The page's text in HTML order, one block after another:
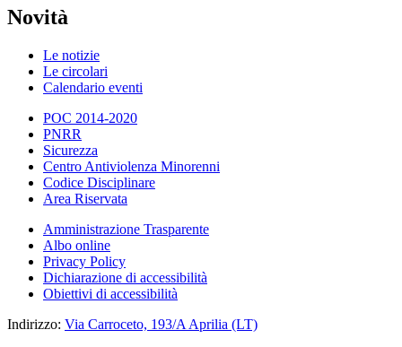
Novità
Le notizie
Le circolari
Calendario eventi
POC 2014-2020
PNRR
Sicurezza
Centro Antiviolenza Minorenni
Codice Disciplinare
Area Riservata
Amministrazione Trasparente
Albo online
Privacy Policy
Dichiarazione di accessibilità
Obiettivi di accessibilità
Indirizzo: Via Carroceto, 193/A Aprilia (LT)